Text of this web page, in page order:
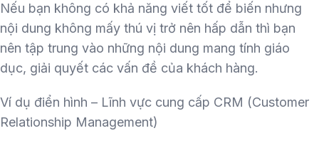
Nếu bạn không có khả năng viết tốt để biến nhưng
nội dung không mấy thú vị trở nên hấp dẫn thì bạn
nên tập trung vào những nội dung mang tính giáo
dục, giải quyết các vấn đề của khách hàng.
Ví dụ điển hình – Lĩnh vực cung cấp CRM (Customer
Relationship Management)